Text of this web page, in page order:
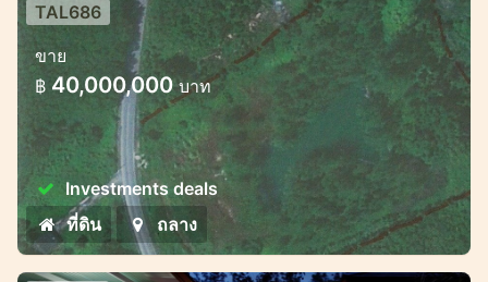
ที่ดิน 16 ไร่ ไร่ละ 2.5 ล้านบาท
TAL686
ขาย
฿ 40,000,000บาท
Investments deals
ที่ดิน
ถลาง